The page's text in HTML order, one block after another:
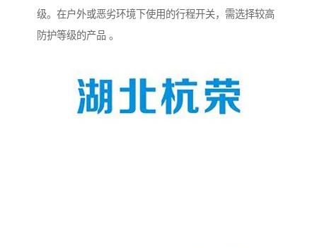
级。在户外或恶劣环境下使用的行程开关，需选择较高
防护等级的产品 。